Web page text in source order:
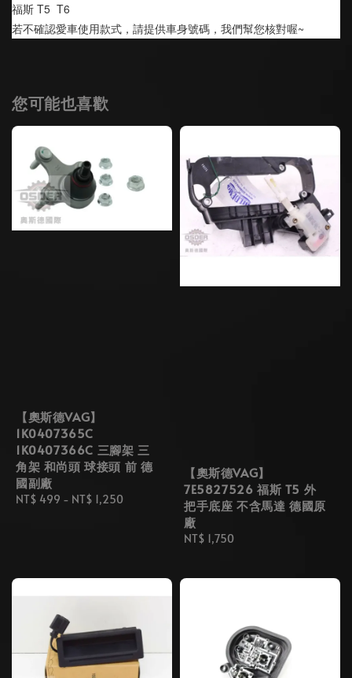
福斯 T5  T6
若不確認愛車使用款式，請提供車身號碼，我們幫您核對喔~
您可能也喜歡
【奧斯德VAG】
1K0407365C
1K0407366C 三腳架 三
角架 和尚頭 球接頭 前 德
國副廠
Regular
NT$ 499 - NT$ 1,250
【奧斯德VAG】
7E5827526 福斯 T5 外
把手底座 不含馬達 德國原
廠
Regular
NT$ 1,750